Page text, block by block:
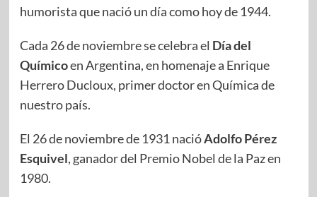
humorista que nació un día como hoy de 1944.
Cada 26 de noviembre se celebra el Día del
Químicoen Argentina, en homenaje a Enrique
Herrero Ducloux, primer doctor en Química de
nuestro país.
El 26 de noviembre de 1931 nacióAdolfo Pérez
Esquivel, ganador del Premio Nobel de la Paz en
1980.